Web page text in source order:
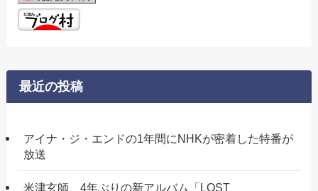
最近の投稿
アイナ・ジ・エンドの1年間にNHKが密着した特番が
放送
米津玄師、4年ぶりの新アルバム「LOST